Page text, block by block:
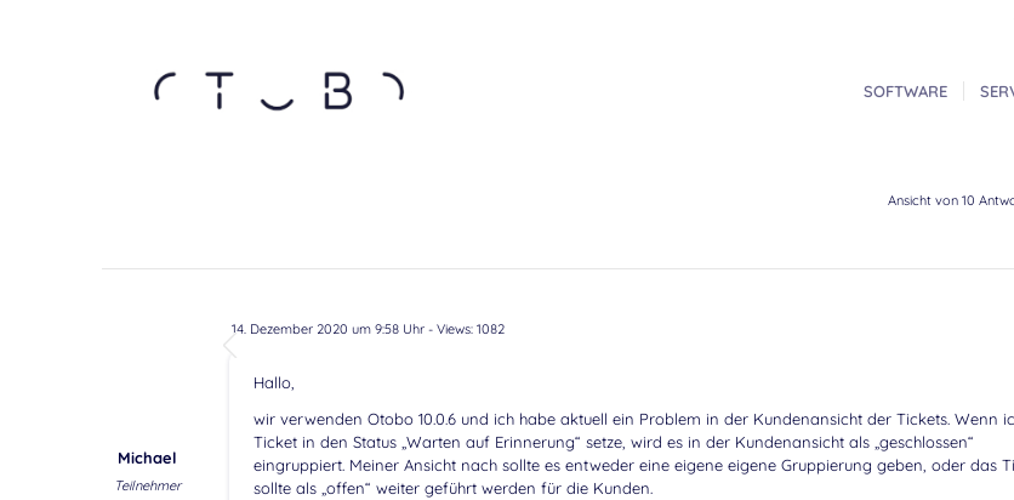
SOFTWARE
Ansicht von 10
14. Dezember 2020 um 9:58 Uhr- Views: 1082
Michael
Teilnehmer
Hallo,
wir verwenden Otobo 10.0.6 und ich habe aktuell ein Problem in der Kundenansicht der Tickets. Wenn
Ticket in den Status „Warten auf Erinnerung“ setze, wird es in der Kundenansicht als „geschlossen“
eingruppiert. Meiner Ansicht nach sollte es entweder eine eigene eigene Gruppierung geben, oder das
sollte als „offen“ weiter geführt werden für die Kunden.